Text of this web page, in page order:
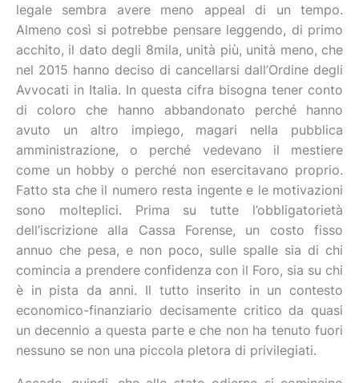
legale sembra avere meno appeal di un tempo.
Almeno così si potrebbe pensare leggendo, di primo
acchito, il dato degli 8mila, unità più, unità meno, che
nel 2015 hanno deciso di cancellarsi dall’Ordine degli
Avvocati in Italia. In questa cifra bisogna tener conto
di coloro che hanno abbandonato perché hanno
avuto un altro impiego, magari nella pubblica
amministrazione, o perché vedevano il mestiere
come un hobby o perché non esercitavano proprio.
Fatto sta che il numero resta ingente e le motivazioni
sono molteplici. Prima su tutte l’obbligatorietà
dell’iscrizione alla Cassa Forense, un costo fisso
annuo che pesa, e non poco, sulle spalle sia di chi
comincia a prendere confidenza con il Foro, sia su chi
è in pista da anni. Il tutto inserito in un contesto
economico-finanziario decisamente critico da quasi
un decennio a questa parte e che non ha tenuto fuori
nessuno se non una piccola pletora di privilegiati.